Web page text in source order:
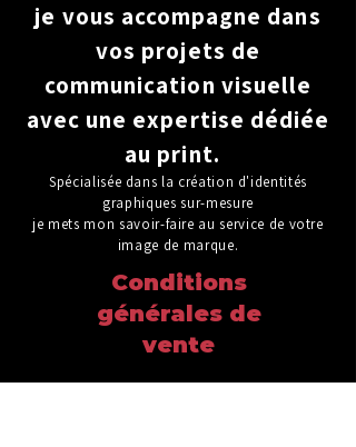
je vous accompagne dans
vos projets de
communication visuelle
avec une expertise dédiée
au print.
Spécialisée dans la création d'identités
graphiques sur-mesure
je mets mon savoir-faire au service de votre
image de marque.
Conditions
générales de
vente